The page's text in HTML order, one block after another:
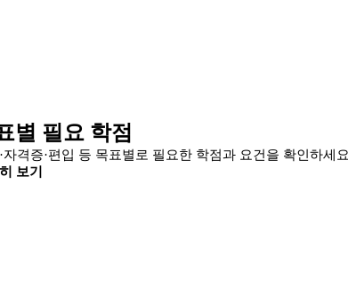
별 필요 학점
자격증·편입 등 목표별로 필요한 학점과 요건을 확인하세
보기